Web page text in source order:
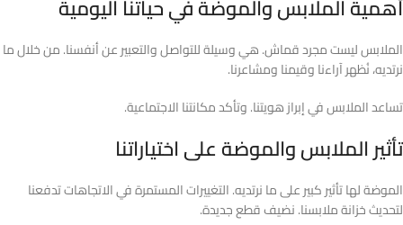
أهمية الملابس والموضة في حياتنا اليومية
الملابس ليست مجرد قماش. هي وسيلة للتواصل والتعبير عن أنفسنا. من خلال ما
نرتديه، نُظهر آراءنا وقيمنا ومشاعرنا.
تساعد الملابس في إبراز هويتنا. وتأكد مكانتنا الاجتماعية.
تأثير الملابس والموضة على اختياراتنا
الموضة لها تأثير كبير على ما نرتديه. التغييرات المستمرة في الاتجاهات تدفعنا
لتحديث خزانة ملابسنا. نضيف قطع جديدة.